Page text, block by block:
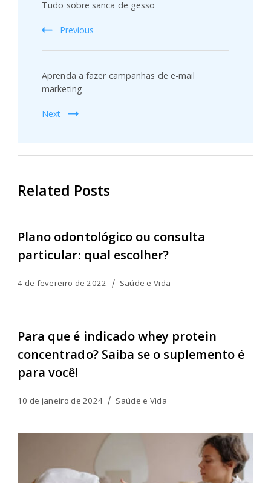
Navigation
Tudo sobre sanca de gesso
Previous
Aprenda a fazer campanhas de e-mail
marketing
Next
Related Posts
Plano odontológico ou consulta
particular: qual escolher?
4 de fevereiro de 2022 Saúde e Vida
Para que é indicado whey protein
concentrado? Saiba se o suplemento é
para você!
10 de janeiro de 2024 Saúde e Vida